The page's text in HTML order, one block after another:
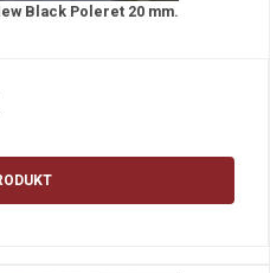
Black Poleret 20 mm.